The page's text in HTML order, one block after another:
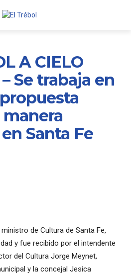
A CIELO
Se trabaja en
Santa Fe
de Cultura de Santa Fe,
y fue recibido por el intendente
del Cultura Jorge Meynet,
y la concejal Jesica